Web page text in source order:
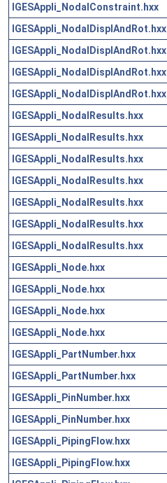
IGESAppli_NodalConstraint.hxx
IGESAppli_NodalDisplAndRot.hxx
IGESAppli_NodalDisplAndRot.hxx
IGESAppli_NodalDisplAndRot.hxx
IGESAppli_NodalDisplAndRot.hxx
IGESAppli_NodalResults.hxx
IGESAppli_NodalResults.hxx
IGESAppli_NodalResults.hxx
IGESAppli_NodalResults.hxx
IGESAppli_NodalResults.hxx
IGESAppli_NodalResults.hxx
IGESAppli_NodalResults.hxx
IGESAppli_Node.hxx
IGESAppli_Node.hxx
IGESAppli_Node.hxx
IGESAppli_Node.hxx
IGESAppli_PartNumber.hxx
IGESAppli_PartNumber.hxx
IGESAppli_PinNumber.hxx
IGESAppli_PinNumber.hxx
IGESAppli_PipingFlow.hxx
IGESAppli_PipingFlow.hxx